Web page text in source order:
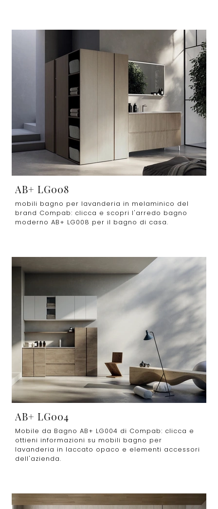
AB+ LG008
mobili bagno per lavanderia in melaminico del
brand Compab: clicca e scopri l'arredo bagno
moderno AB+ LG008 per il bagno di casa.
AB+ LG004
Mobile da Bagno AB+ LG004 di Compab: clicca e
ottieni informazioni su mobili bagno per
lavanderia in laccato opaco e elementi accessori
dell'azienda.